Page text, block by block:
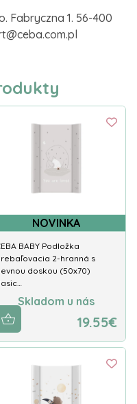
Fabryczna 1. 56-400
NOVINKA
BABY Podložka
2-hranná s
doskou (50x70)
Skladom u nás
19.55€